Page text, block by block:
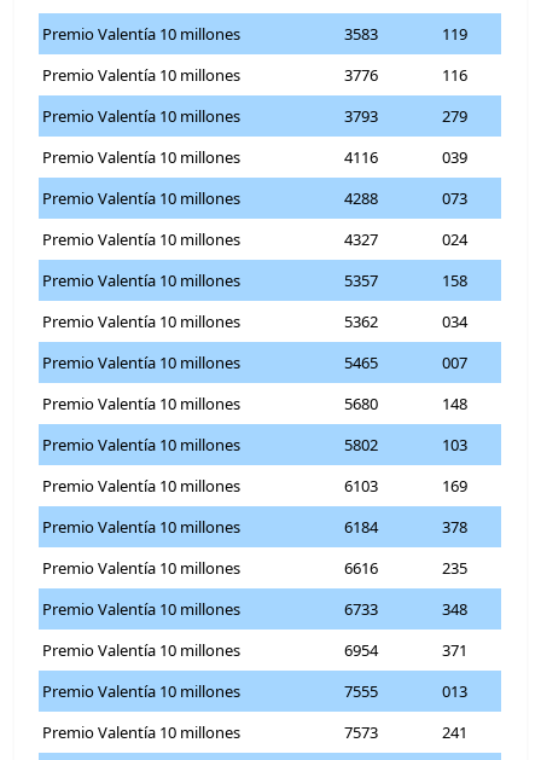
Premio Valentía 10 millones
3583
119
Premio Valentía 10 millones
3776
116
Premio Valentía 10 millones
3793
279
Premio Valentía 10 millones
4116
039
Premio Valentía 10 millones
4288
073
Premio Valentía 10 millones
4327
024
Premio Valentía 10 millones
5357
158
Premio Valentía 10 millones
5362
034
Premio Valentía 10 millones
5465
007
Premio Valentía 10 millones
5680
148
Premio Valentía 10 millones
5802
103
Premio Valentía 10 millones
6103
169
Premio Valentía 10 millones
6184
378
Premio Valentía 10 millones
6616
235
Premio Valentía 10 millones
6733
348
Premio Valentía 10 millones
6954
371
Premio Valentía 10 millones
7555
013
Premio Valentía 10 millones
7573 241